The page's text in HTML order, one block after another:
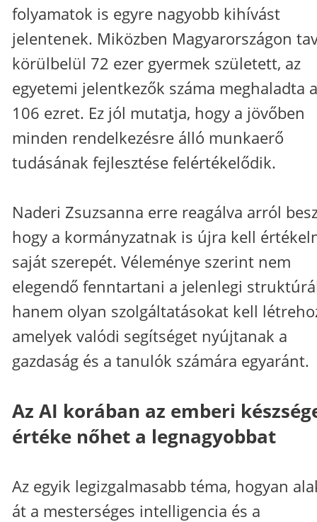
folyamatok is egyre nagyobb kihívást
jelentenek. Miközben Magyarországon
körülbelül 72 ezer gyermek született, az
egyetemi jelentkezők száma meghaladta a
106 ezret. Ez jól mutatja, hogy a jövőben
minden rendelkezésre álló munkaerő
tudásának fejlesztése felértékelődik.
Naderi Zsuzsanna erre reagálva arról
hogy a kormányzatnak is újra kell
saját szerepét. Véleménye szerint nem
elegendő fenntartani a jelenlegi
hanem olyan szolgáltatásokat kell
amelyek valódi segítséget nyújtanak a
gazdaság és a tanulók számára egyaránt.
Az AI korában az emberi
értéke nőhet a legnagyobbat
Az egyik legizgalmasabb téma, hogyan
át a mesterséges intelligencia és a